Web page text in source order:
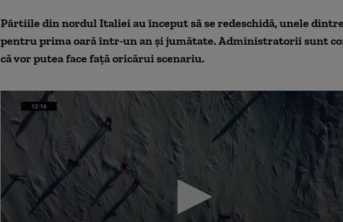
Pârtiile din nordul Italiei au început să se redeschidă, unele
pentru prima oară într-un an și jumătate. Administratorii sunt
că vor putea face față oricărui scenariu.